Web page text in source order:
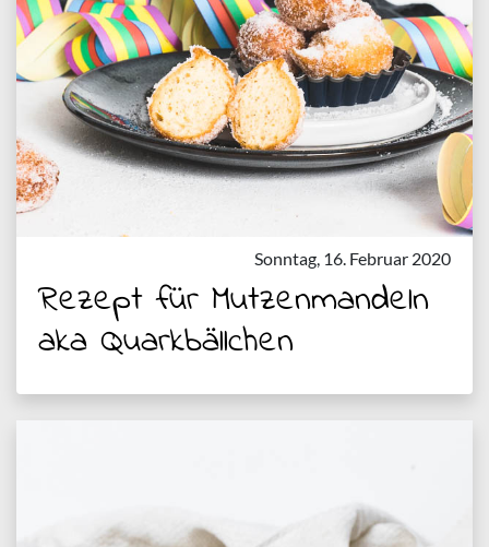
Sonntag, 16. Februar 2020
Rezept für Mutzenmandeln
aka Quarkbällchen